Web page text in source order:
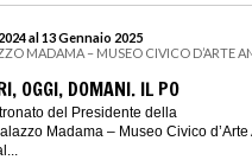
al 13 Gennaio 2025
MADAMA – MUSEO CIVICO D’ARTE
OGGI, DOMANI. IL PO
del Presidente della
Madama – Museo Civico d’Arte